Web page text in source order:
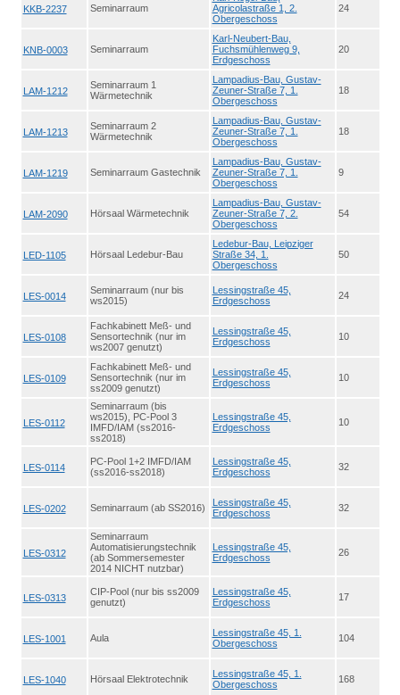
KKB-2237 Seminarraum
Agricolastraße 1, 2.
Obergeschoss
24
KNB-0003 Seminarraum
Karl-Neubert-Bau,
Fuchsmühlenweg 9,
Erdgeschoss
20
LAM-1212
Seminarraum 1
Wärmetechnik
Lampadius-Bau, Gustav-
Zeuner-Straße 7, 1.
Obergeschoss
18
LAM-1213
Seminarraum 2
Wärmetechnik
Lampadius-Bau, Gustav-
Zeuner-Straße 7, 1.
Obergeschoss
18
LAM-1219 Seminarraum Gastechnik
Lampadius-Bau, Gustav-
Zeuner-Straße 7, 1.
Obergeschoss
9
LAM-2090 Hörsaal Wärmetechnik
Lampadius-Bau, Gustav-
Zeuner-Straße 7, 2.
Obergeschoss
54
LED-1105 Hörsaal Ledebur-Bau
Ledebur-Bau, Leipziger
Straße 34, 1.
Obergeschoss
50
LES-0014
Seminarraum (nur bis
ws2015)
Lessingstraße 45,
Erdgeschoss
24
LES-0108
Fachkabinett Meß- und
Sensortechnik (nur im
ws2007 genutzt)
Lessingstraße 45,
Erdgeschoss
10
LES-0109
Fachkabinett Meß- und
Sensortechnik (nur im
ss2009 genutzt)
Lessingstraße 45,
Erdgeschoss
10
LES-0112
Seminarraum (bis
ws2015), PC-Pool 3
IMFD/IAM (ss2016-
ss2018)
Lessingstraße 45,
Erdgeschoss
10
LES-0114
PC-Pool 1+2 IMFD/IAM
(ss2016-ss2018)
Lessingstraße 45,
Erdgeschoss
32
LES-0202 Seminarraum (ab SS2016)
Lessingstraße 45,
Erdgeschoss
32
LES-0312
Seminarraum
Automatisierungstechnik
(ab Sommersemester
2014 NICHT nutzbar)
Lessingstraße 45,
Erdgeschoss
26
LES-0313
CIP-Pool (nur bis ss2009
genutzt)
Lessingstraße 45,
Erdgeschoss
17
LES-1001 Aula
Lessingstraße 45, 1.
Obergeschoss
104
LES-1040 Hörsaal Elektrotechnik
Lessingstraße 45, 1.
Obergeschoss
168